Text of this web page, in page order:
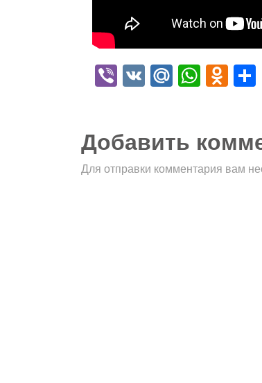
Viber
VK Mail.Ru
Добавить
Для отправки комментария вам